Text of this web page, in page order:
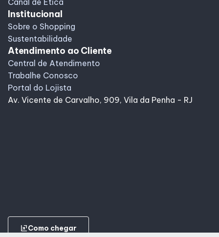
Canal de Ética
Institucional
Sobre o Shopping
Sustentabilidade
Atendimento ao Cliente
Central de Atendimento
Trabalhe Conosco
Portal do Lojista
Av. Vicente de Carvalho, 909, Vila da Penha - RJ
ungroupComo chegar